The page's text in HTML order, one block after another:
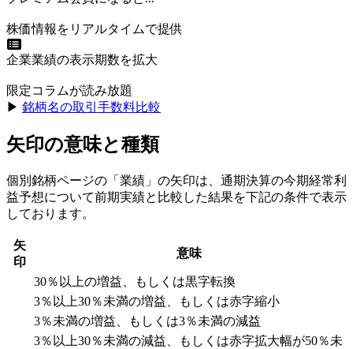
株価情報をリアルタイムで提供
企業業績の表示期数を拡大
限定コラムが読み放題
▶︎ 銘柄名の取引手数料比較
矢印の意味と種類
個別銘柄ページの「業績」の矢印は、通期決算の今期経常利
益予想について前期実績と比較した結果を下記の条件で表示
しております。
矢
印
意味
30％以上の増益、もしくは黒字転換
3％以上30％未満の増益、もしくは赤字縮小
3％未満の増益、もしくは3％未満の減益
3％以上30％未満の減益、もしくは赤字拡大幅が50％未